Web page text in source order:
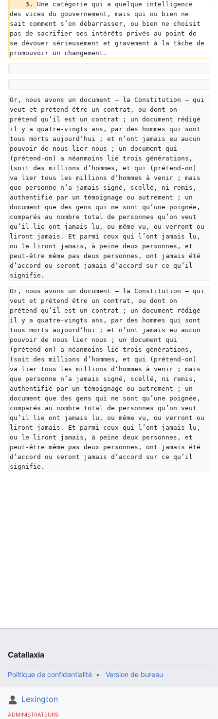
3. Une catégorie qui a quelque intelligence
des vices du gouvernement, mais qui ou bien ne
sait comment s’en débarrasser, ou bien ne choisit
pas de sacrifier ses intérêts privés au point de
se dévouer sérieusement et gravement à la tâche de
promouvoir un changement.
Or, nous avons un document — la Constitution — qui
veut et prétend être un contrat, ou dont on
prétend qu’il est un contrat ; un document rédigé
il y a quatre-vingts ans, par des hommes qui sont
tous morts aujourd’hui ; et n’ont jamais eu aucun
pouvoir de nous lier nous ; un document qui
(prétend-on) a néanmoins lié trois générations,
(soit des millions d’hommes, et qui (prétend-on)
va lier tous les millions d’hommes à venir ; mais
que personne n’a jamais signé, scellé, ni remis,
authentifié par un témoignage ou autrement ; un
document que des gens qui ne sont qu’une poignée,
comparés au nombre total de personnes qu’on veut
qu’il lie ont jamais lu, ou même vu, ou verront ou
liront jamais. Et parmi ceux qui l’ont jamais lu,
ou le liront jamais, à peine deux personnes, et
peut-être même pas deux personnes, ont jamais été
d’accord ou seront jamais d’accord sur ce qu’il
signifie.
Or, nous avons un document — la Constitution — qui
veut et prétend être un contrat, ou dont on
prétend qu’il est un contrat ; un document rédigé
il y a quatre-vingts ans, par des hommes qui sont
tous morts aujourd’hui ; et n’ont jamais eu aucun
pouvoir de nous lier nous ; un document qui
(prétend-on) a néanmoins lié trois générations,
(soit des millions d’hommes, et qui (prétend-on)
va lier tous les millions d’hommes à venir ; mais
que personne n’a jamais signé, scellé, ni remis,
authentifié par un témoignage ou autrement ; un
document que des gens qui ne sont qu’une poignée,
comparés au nombre total de personnes qu’on veut
qu’il lie ont jamais lu, ou même vu, ou verront ou
liront jamais. Et parmi ceux qui l’ont jamais lu,
ou le liront jamais, à peine deux personnes, et
peut-être même pas deux personnes, ont jamais été
d’accord ou seront jamais d’accord sur ce qu’il
signifie.
Lexington
ADMINISTRATEURS
Catallaxia
Politique de confidentialité Version de bureau